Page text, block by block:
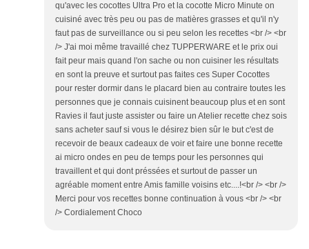
qu'avec les cocottes Ultra Pro et la cocotte Micro Minute on
cuisiné avec très peu ou pas de matières grasses et qu'il n'y
faut pas de surveillance ou si peu selon les recettes <br /> <br
/> J'ai moi même travaillé chez TUPPERWARE et le prix oui
fait peur mais quand l'on sache ou non cuisiner les résultats
en sont la preuve et surtout pas faites ces Super Cocottes
pour rester dormir dans le placard bien au contraire toutes les
personnes que je connais cuisinent beaucoup plus et en sont
Ravies il faut juste assister ou faire un Atelier recette chez sois
sans acheter sauf si vous le désirez bien sûr le but c'est de
recevoir de beaux cadeaux de voir et faire une bonne recette
ai micro ondes en peu de temps pour les personnes qui
travaillent et qui dont préssées et surtout de passer un
agréable moment entre Amis famille voisins etc....!<br /> <br />
Merci pour vos recettes bonne continuation à vous <br /> <br
/> Cordialement Choco